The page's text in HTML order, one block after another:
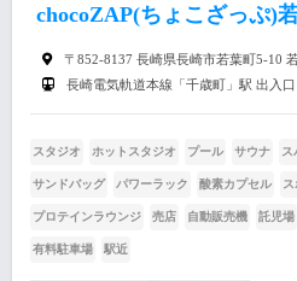
chocoZAP(ちょこざっぷ)
〒852-8137 長崎県長崎市若葉町5-10
長崎電気軌道本線「千歳町」駅 出入
スタジオ ホットスタジオ プール サウナ
サンドバッグ パワーラック 酸素カプセル
プロテインラウンジ 売店 自動販売機 託児場
有料駐車場 駅近